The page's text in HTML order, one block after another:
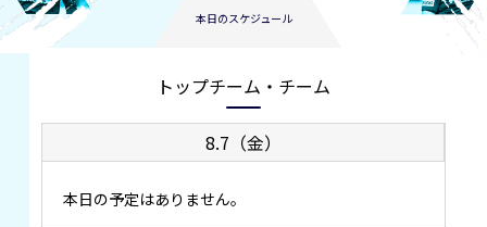
本日のスケジュール
トップチーム・チーム
8.7（金）
本日の予定はありません。